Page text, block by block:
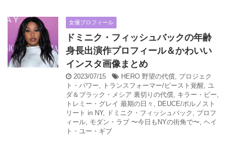
女優プロフィール
ドミニク・フィッシュバックの年齢
身長出演作プロフィール＆かわいい
インスタ画像まとめ
2023/07/15 HERO 野望の代償 プロジェク
ト・パワー
トランスフォーマー/ビースト覚醒
ユ
ダ＆ブラック・メシア 裏切りの代償 キラー・ビー
トレミー・グレイ 最期の日々
DEUCE/ポルノスト
リート in NY, ドミニク・フィッシュバック
プロフ
ィール モダン・ラブ 〜今日もNYの街角で〜 ヘイ
ト・ユー・ギブ